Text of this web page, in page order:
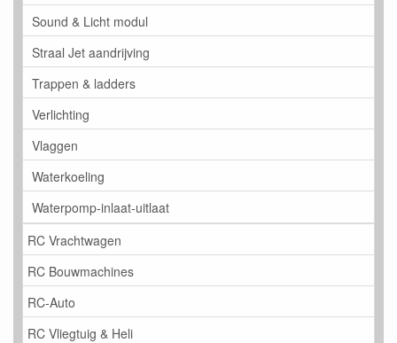
Sound & Licht modul
Straal Jet aandrijving
Trappen & ladders
Verlichting
Vlaggen
Waterkoeling
Waterpomp-inlaat-uitlaat
RC Vrachtwagen
RC Bouwmachines
RC-Auto
RC Vliegtuig & Heli